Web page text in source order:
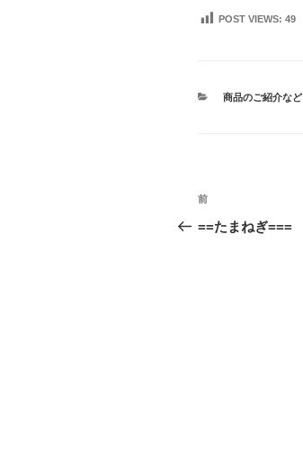
POST VIEWS: 49
カ
商品のご紹介など
投
稿
前
の
前
==たまねぎ===